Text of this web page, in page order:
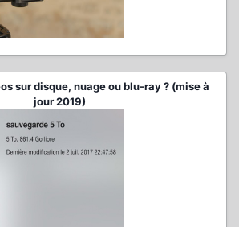
sur disque, nuage ou blu-ray ? (mise à
jour 2019)